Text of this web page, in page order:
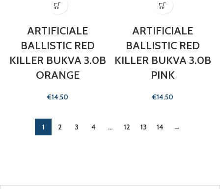
ARTIFICIALE
BALLISTIC RED
KILLER BUKVA 3.0B
ORANGE
€
ARTIFICIALE
BALLISTIC RED
KILLER BUKVA 3.0B
PINK
€
1 2 3 4 … 12 13 14 →